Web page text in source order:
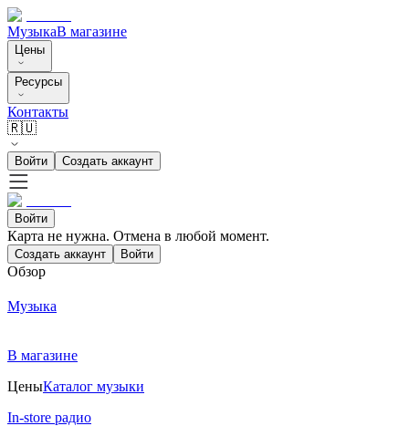
МузыкаВ магазине
Цены
Ресурсы
Контакты
🇷🇺
Войти Создать аккаунт
Войти
Карта не нужна. Отмена в любой момент.
Создать аккаунт Войти
Обзор
Музыка
В магазине
ЦеныКаталог музыки
In-store радио